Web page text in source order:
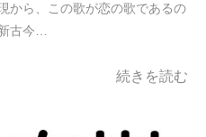
から、この歌が恋の歌であるの
古今…
続きを読む